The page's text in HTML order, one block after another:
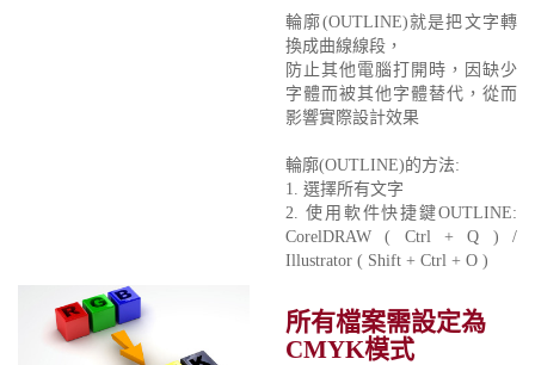
輪廓(OUTLINE)就是把文字轉
換成曲線線段，
防止其他電腦打開時，因缺少
字體而被其他字體替代，從而
影響實際設計效果
輪廓(OUTLINE)的方法:
1. 選擇所有文字
2. 使用軟件快捷鍵OUTLINE:
CorelDRAW ( Ctrl + Q ) /
Illustrator ( Shift + Ctrl + O )
所有檔案需設定為
CMYK模式